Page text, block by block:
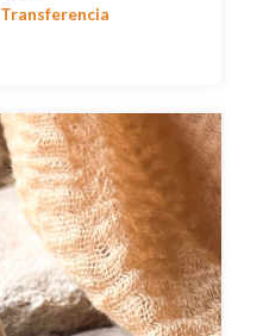
Transferencia